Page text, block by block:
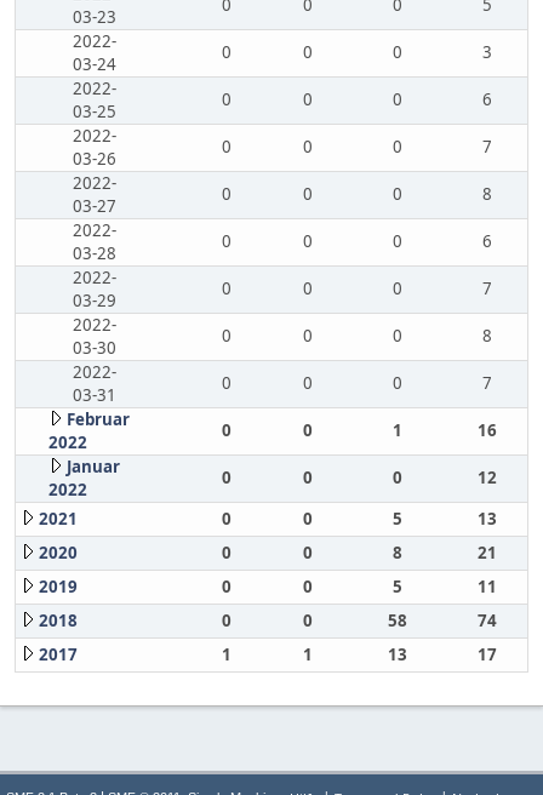
03-23
2022-
03-24
0 0 0
3
2022-
03-25
0 0 0
6
2022-
03-26
0 0 0
7
2022-
03-27
0 0 0
8
2022-
03-28
0 0 0
6
2022-
03-29
0 0 0
7
2022-
03-30
0 0 0
8
2022-
03-31
0 0 0
7
Februar
2022
0 0 1
16
Januar
2022
0 0 0
12
2021
0 0 5
13
2020
0 0 8
21
2019
0 0 5
11
2018
0 0 58
74
2017
1 1 13 17